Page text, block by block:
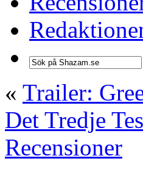
« Trailer:
Det Tredje
Recensioner